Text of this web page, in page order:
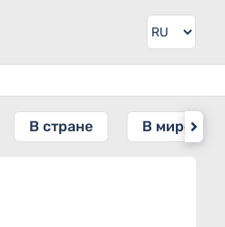
В стране В мире